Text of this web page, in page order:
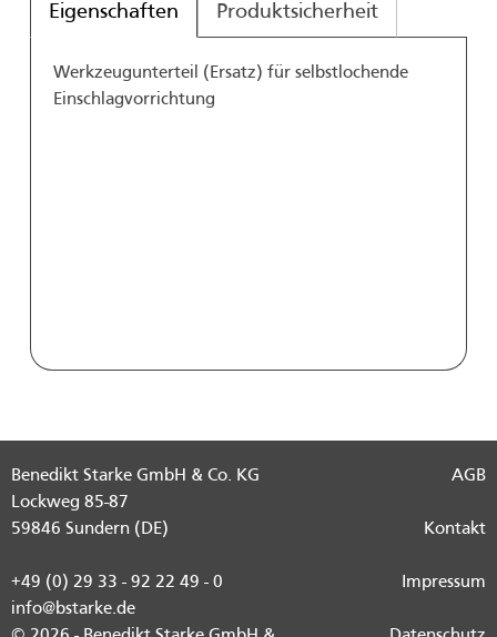
Eigenschaften Produktsicherheit
Werkzeugunterteil (Ersatz) für selbstlochende
Einschlagvorrichtung
Benedikt Starke GmbH & Co. KG
Lockweg 85-87
59846 Sundern (DE)
+49 (0) 29 33 - 92 22 49 - 0
info@bstarke.de
AGB
Kontakt
Impressum